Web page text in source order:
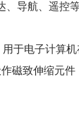
导航、遥控
于电子计算
磁致伸缩元件